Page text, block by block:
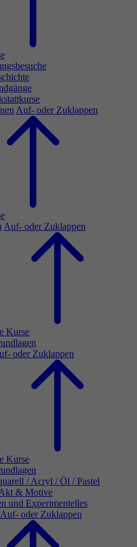
Auf- oder Zuklappen
Auf- oder Zuklappen
Kurse
oder Zuklappen
Kurse
/ Acryl / Öl / Pastel
& Motive
und Experimentelles
Auf- oder Zuklappen